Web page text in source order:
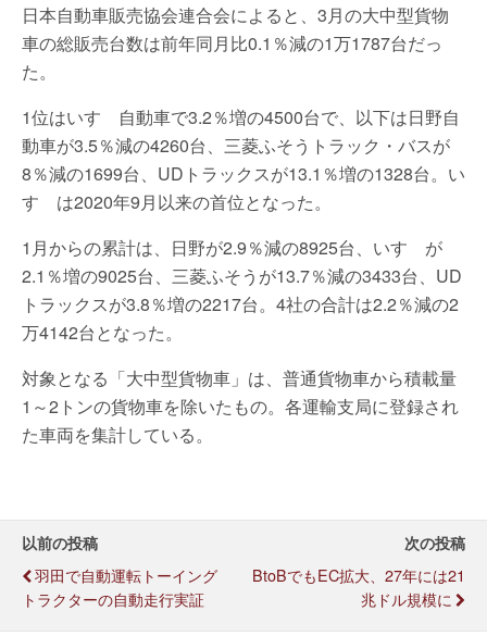
日本自動車販売協会連合会によると、3月の大中型貨物
車の総販売台数は前年同月比0.1％減の1万1787台だっ
た。
1位はいすゞ自動車で3.2％増の4500台で、以下は日野自
動車が3.5％減の4260台、三菱ふそうトラック・バスが
8％減の1699台、UDトラックスが13.1％増の1328台。い
すゞは2020年9月以来の首位となった。
1月からの累計は、日野が2.9％減の8925台、いすゞが
2.1％増の9025台、三菱ふそうが13.7％減の3433台、UD
トラックスが3.8％増の2217台。4社の合計は2.2％減の2
万4142台となった。
対象となる「大中型貨物車」は、普通貨物車から積載量
1～2トンの貨物車を除いたもの。各運輸支局に登録され
た車両を集計している。
以前の投稿
羽田で自動運転トーイング
トラクターの自動走行実証
次の投稿
BtoBでもEC拡大、27年には21
兆ドル規模に